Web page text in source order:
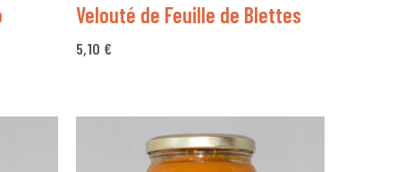
Velouté de Feuille de Blettes
5,10 €